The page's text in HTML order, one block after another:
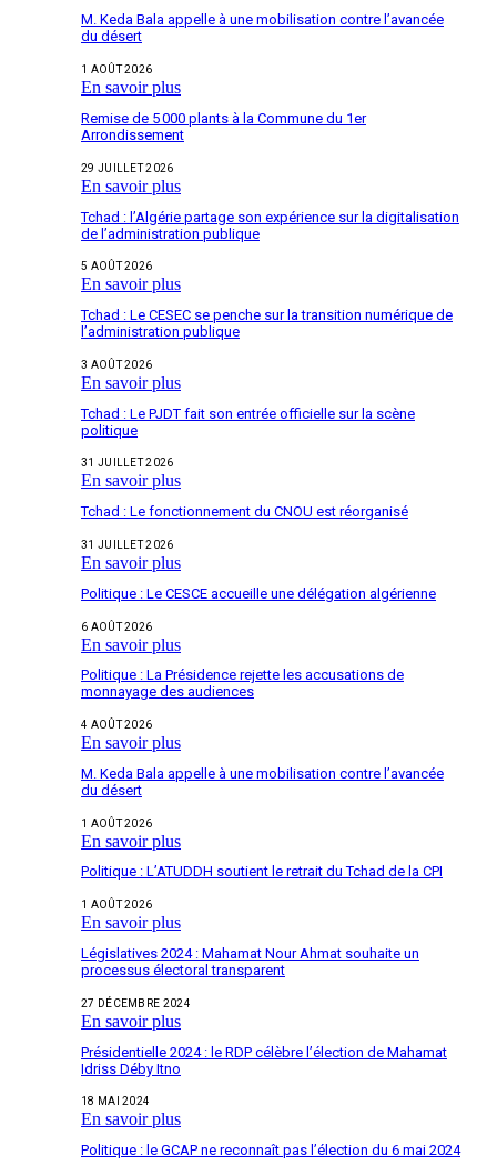
M. Keda Bala appelle à une mobilisation contre l’avancée
du désert
1 AOÛT 2026
En savoir plus
Remise de 5 000 plants à la Commune du 1er
Arrondissement
29 JUILLET 2026
En savoir plus
Tchad : l’Algérie partage son expérience sur la digitalisation
de l’administration publique
5 AOÛT 2026
En savoir plus
Tchad : Le CESEC se penche sur la transition numérique de
l’administration publique
3 AOÛT 2026
En savoir plus
Tchad : Le PJDT fait son entrée officielle sur la scène
politique
31 JUILLET 2026
En savoir plus
Tchad : Le fonctionnement du CNOU est réorganisé
31 JUILLET 2026
En savoir plus
Politique : Le CESCE accueille une délégation algérienne
6 AOÛT 2026
En savoir plus
Politique : La Présidence rejette les accusations de
monnayage des audiences
4 AOÛT 2026
En savoir plus
M. Keda Bala appelle à une mobilisation contre l’avancée
du désert
1 AOÛT 2026
En savoir plus
Politique : L’ATUDDH soutient le retrait du Tchad de la CPI
1 AOÛT 2026
En savoir plus
Législatives 2024 : Mahamat Nour Ahmat souhaite un
processus électoral transparent
27 DÉCEMBRE 2024
En savoir plus
Présidentielle 2024 : le RDP célèbre l’élection de Mahamat
Idriss Déby Itno
18 MAI 2024
En savoir plus
Politique : le GCAP ne reconnaît pas l’élection du 6 mai 2024